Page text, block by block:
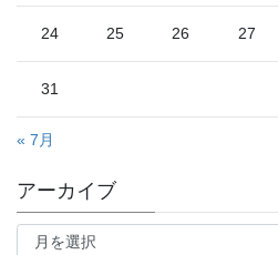
24 25 26 27
31
« 7月
アーカイブ
ア